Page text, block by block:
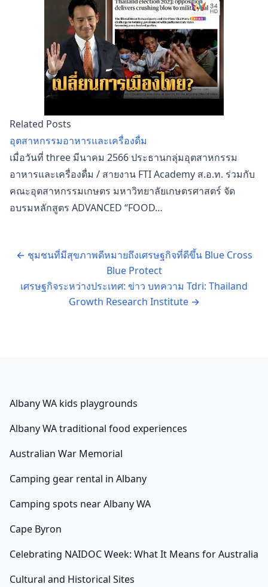
Related Posts
อุตสาหกรรมอาหารและเครื่องดื่ม
เมื่อวันที่ three มีนาคม 2566 ประธานกลุ่มอุตสาหกรรม
อาหารและเครื่องดื่ม / สายงาน FTI Academy ส.อ.ท. ร่วมกับ
คณะอุตสาหกรรมเกษตร มหาวิทยาลัยเกษตรศาสตร์ จัด
อบรมหลักสูตร ADVANCED “FOOD…
← ชุมชนที่มีสุขภาพดีหมายถึงเศรษฐกิจที่ดีขึ้น Blue Cross
Blue Protect
เศรษฐกิจระหว่างประเทศ: ข่าว บทความ Tdri: Thailand
Growth Research Institute →
Albany WA kids playgrounds
Albany WA traditional food experiences
Australian War Memorial
Camping gear rental in Albany
Camping spots near Albany WA
Cape Byron
Celebrating NAIDOC Week: What It Means for Australia
Cultural and Historical Sites